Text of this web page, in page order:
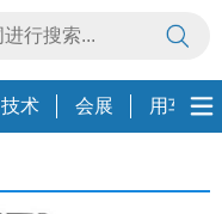
技术 会展 用车养